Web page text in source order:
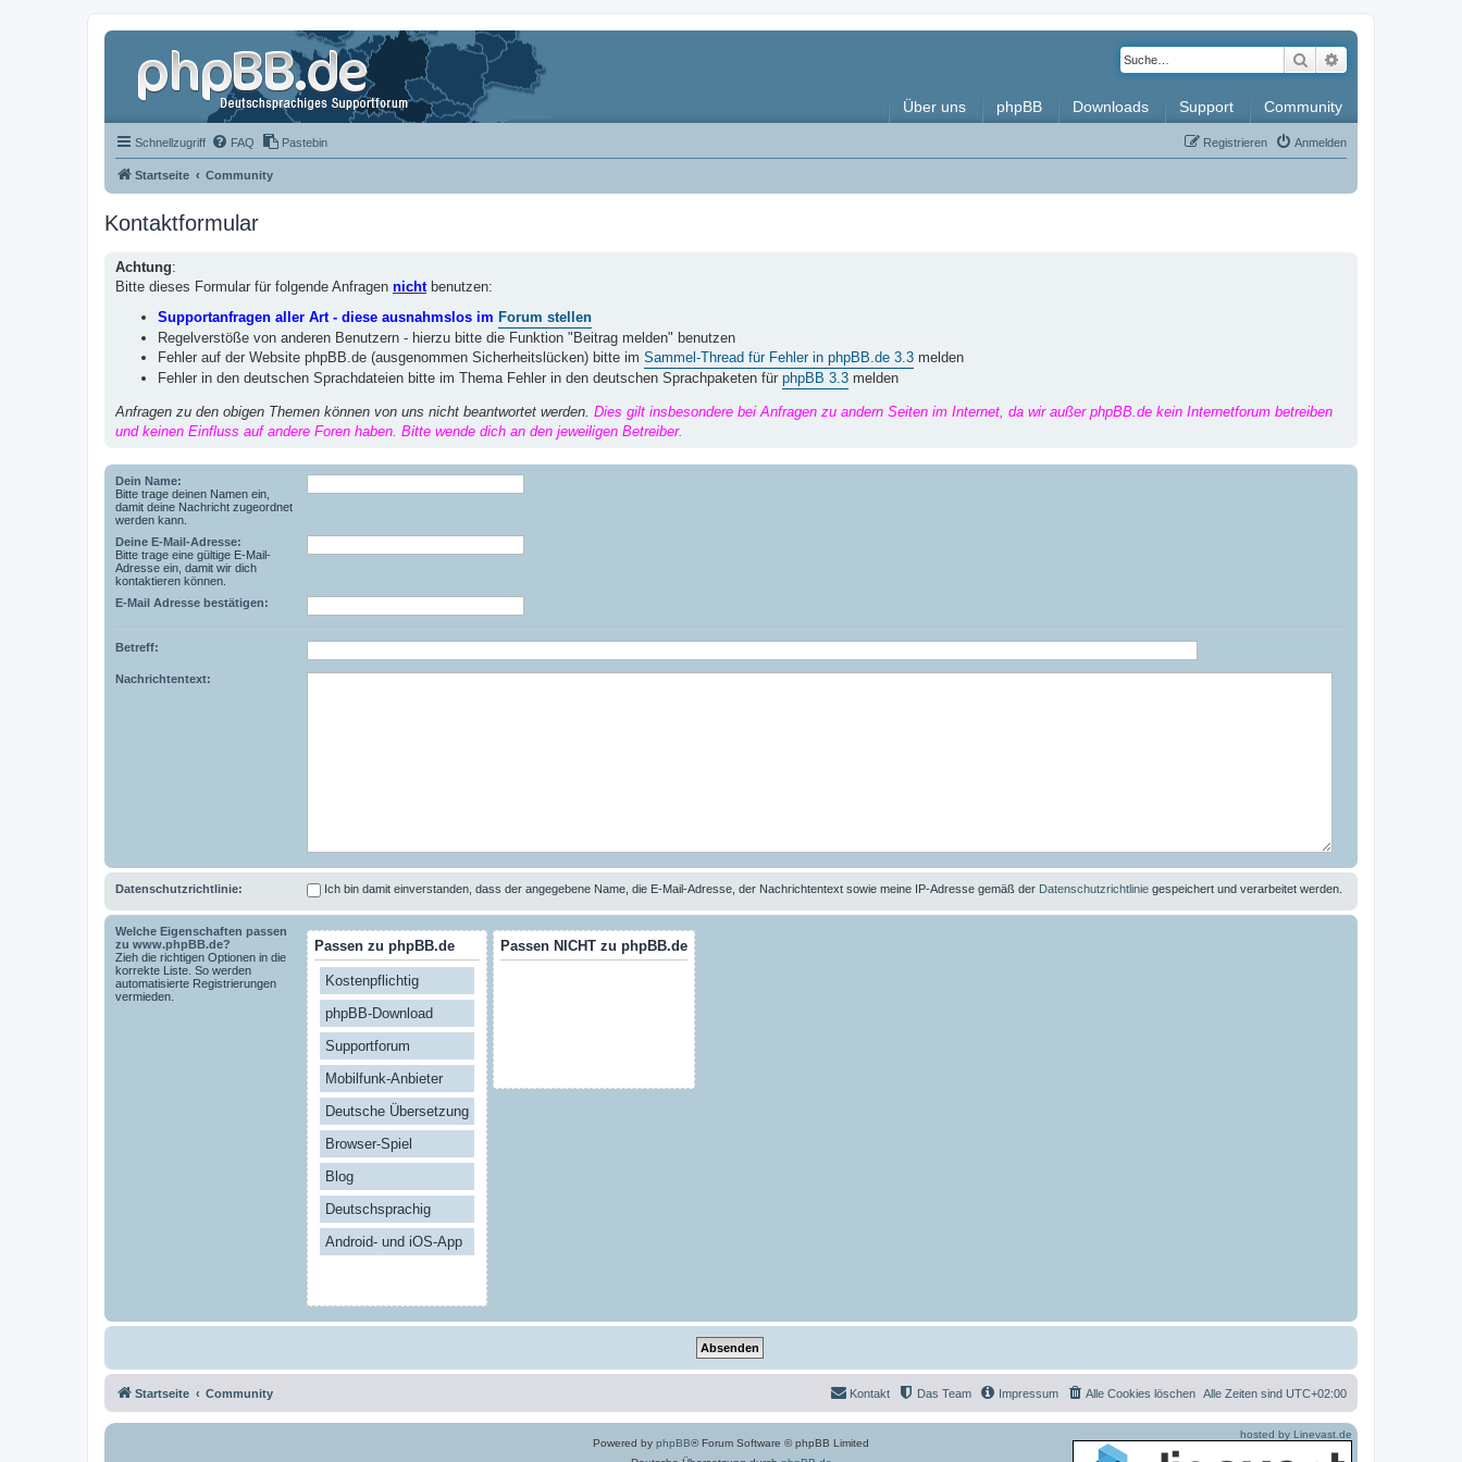
Suche
Über uns phpBB Downloads Support Community
Schnellzugriff FAQ Pastebin Anmelden
Registrieren
Startseite Community
Kontaktformular
Achtung:
Bitte dieses Formular für folgende Anfragen nichtbenutzen:
Supportanfragen aller Art - diese ausnahmslos im Forum stellen
Regelverstöße von anderen Benutzern - hierzu bitte die Funktion "Beitrag melden" benutzen
Fehler auf der Website phpBB.de (ausgenommen Sicherheitslücken) bitte im Sammel-Thread für Fehler in phpBB.de 3.3 melden
Fehler in den deutschen Sprachdateien bitte im Thema Fehler in den deutschen Sprachpaketen für phpBB 3.3 melden
Anfragen zu den obigen Themen können von uns nicht beantwortet werden. Dies gilt insbesondere bei Anfragen zu andern Seiten im Internet, da wir außer phpBB.de kein Internetforum betreiben
und keinen Einfluss auf andere Foren haben. Bitte wende dich an den jeweiligen Betreiber.
Dein Name:
Bitte trage deinen Namen ein,
damit deine Nachricht zugeordnet
werden kann.
Deine E-Mail-Adresse:
Bitte trage eine gültige E-Mail-
Adresse ein, damit wir dich
kontaktieren können.
E-Mail Adresse bestätigen:
Betreff:
Nachrichtentext:
Datenschutzrichtlinie: Ich bin damit einverstanden, dass der angegebene Name, die E-Mail-Adresse, der Nachrichtentext sowie meine IP-Adresse gemäß der Datenschutzrichtlinie gespeichert und verarbeitet werden.
Welche Eigenschaften passen
zu www.phpBB.de?
Zieh die richtigen Optionen in die
korrekte Liste. So werden
automatisierte Registrierungen
vermieden.
Passen zu phpBB.de
Kostenpflichtig
phpBB-Download
Supportforum
Mobilfunk-Anbieter
Deutsche Übersetzung
Browser-Spiel
Blog
Deutschsprachig
Android- und iOS-App
Passen NICHT zu phpBB.de
Startseite Community Alle Zeiten sind UTC+02:00
Alle Cookies löschen
Impressum
Das Team
Kontakt
Powered by phpBB® Forum Software © phpBB Limited
hosted by Linevast.de